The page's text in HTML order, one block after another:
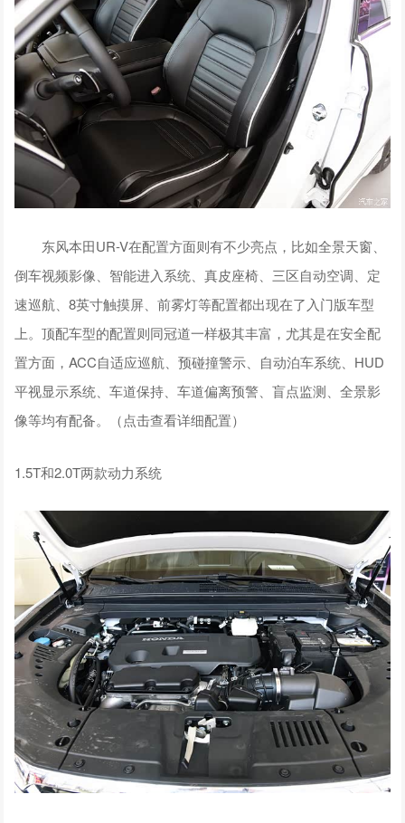
东风本田UR-V在配置方面则有不少亮点，比如全景天窗、
倒车视频影像、智能进入系统、真皮座椅、三区自动空调、定
速巡航、8英寸触摸屏、前雾灯等配置都出现在了入门版车型
上。顶配车型的配置则同冠道一样极其丰富，尤其是在安全配
置方面，ACC自适应巡航、预碰撞警示、自动泊车系统、HUD
平视显示系统、车道保持、车道偏离预警、盲点监测、全景影
像等均有配备。（点击查看详细配置）
1.5T和2.0T两款动力系统